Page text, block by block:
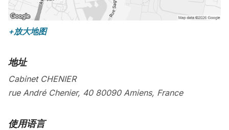
+放大地图
地址
Cabinet CHENIER
rue André Chenier, 40 80090 Amiens, France
使用语言